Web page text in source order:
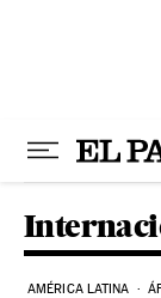
AMÉRICA LATINA